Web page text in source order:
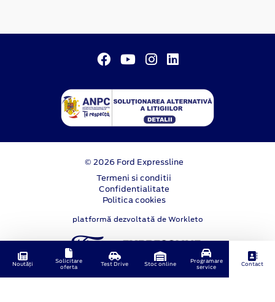
© 2026 Ford Expressline
Termeni si conditii
Confidentialitate
Politica cookies
platformă dezvoltată de Workleto
Noutăți
Solicitare
oferta
Test Drive Stoc online
Programare
service
Contact